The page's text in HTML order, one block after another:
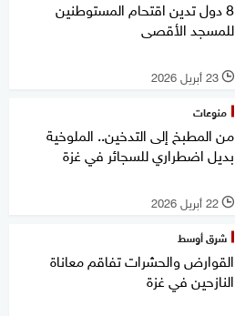
8 دول تدين اقتحام المستوطنين
للمسجد الأقصى
l 23 أبريل 2026
منوعات
من المطبخ إلى التدخين.. الملوخية
بديل اضطراري للسجائر في غزة
l 22 أبريل 2026
شرق أوسط
القوارض والحشرات تفاقم معاناة
النازحين في غزة